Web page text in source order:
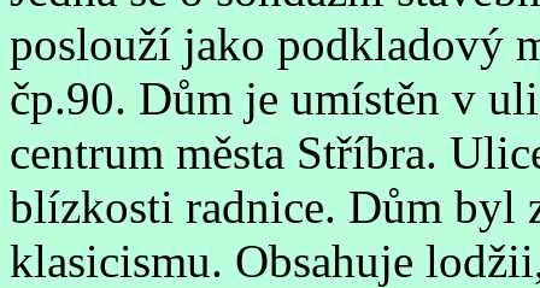
poslouží jako podkladový
čp.90. Dům je umístěn v
centrum města Stříbra.
blízkosti radnice. Dům byl
klasicismu. Obsahuje